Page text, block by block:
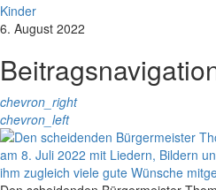
Kinder
6. August 2022
chevron_right
chevron_left